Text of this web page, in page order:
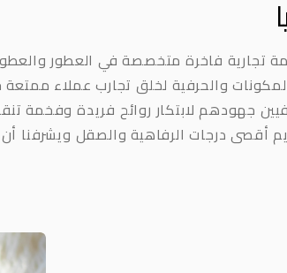
تجارية فاخرة متخصصة في العطور والعطور
والحرفية لخلق تجارب عملاء ممتعة
جهودهم لابتكار روائح فريدة وفخمة
أقصى درجات الرفاهية والصقل ويشرفنا